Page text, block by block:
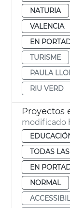
NATURIA
VALENCIA
EN
TURISME
PAULA
RIU VERD
modificado
TODAS
EN
NORMAL